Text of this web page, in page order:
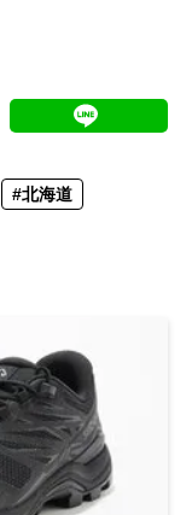
#北海道